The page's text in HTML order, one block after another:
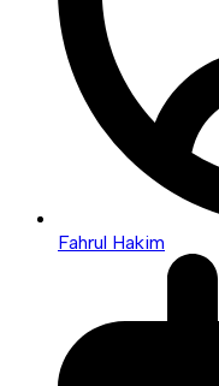
Fahrul Hakim